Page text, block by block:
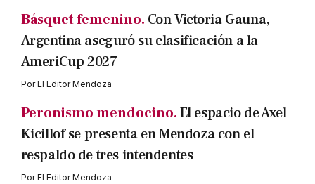
Básquet femenino. Con Victoria Gauna,
Argentina aseguró su clasificación a la
AmeriCup 2027
PorEl Editor Mendoza
Peronismo mendocino.El espacio de Axel
Kicillof se presenta en Mendoza con el
respaldo de tres intendentes
PorEl Editor Mendoza